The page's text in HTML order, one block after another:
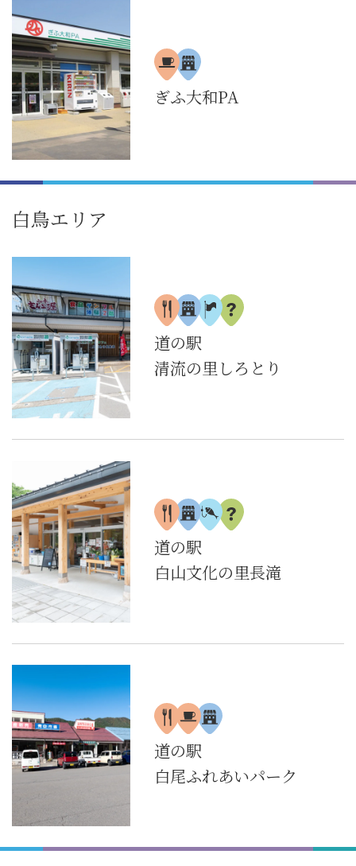
ぎふ大和PA
白鳥エリア
道の駅
清流の里しろとり
道の駅
白山文化の里長滝
道の駅
白尾ふれあいパーク